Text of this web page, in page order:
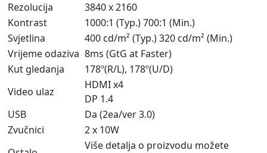
Rezolucija
3840 x 2160
Kontrast
1000:1 (Typ.) 700:1 (Min.)
Svjetlina
400 cd/m² (Typ.) 320 cd/m² (Min.)
Vrijeme odaziva 8ms (GtG at Faster)
Kut gledanja
178º(R/L), 178º(U/D)
Video ulaz
HDMI x4
DP 1.4
USB
Da (2ea/ver 3.0)
Zvučnici
2 x 10W
Više detalja o proizvodu možete